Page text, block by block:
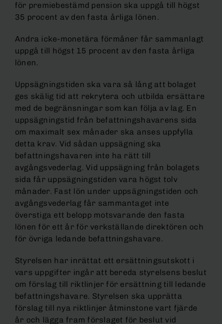
för premiebestämd pension ska uppgå till högst
35 procent av den fasta årliga lönen.
Andra icke-monetära förmåner får sammanlagt
uppgå till högst 15 procent av den fasta årliga
lönen.
Uppsägningstiden ska vara så lång att bolaget
ges skälig tid att rekrytera och utbilda ersättare
med de begränsningar som kan följa av lag. En
uppsägningstid från befattningshavarens sida
om maximalt sex månader ska anses uppfylla
detta krav. Vid sådan uppsägning ska
befattningshavaren inte ha rätt till
avgångsvederlag. Vid uppsägning från bolagets
sida får uppsägningstiden vara högst tolv
månader. Fast lön under uppsägningstiden och
avgångsvederlag får sammantaget inte
överstiga ett belopp motsvarande den fasta
lönen för ett år för verkställande direktören och
för övriga ledande befattningshavare.
Styrelsen har inrättat ett ersättningsutskott i
vars uppgifter ingår att bereda styrelsens beslut
om förslag till riktlinjer för ersättning till ledande
befattningshavare. Styrelsen ska upprätta
förslag till nya riktlinjer åtminstone vart fjärde
år och lägga fram förslaget för beslut vid